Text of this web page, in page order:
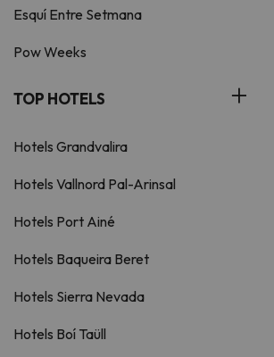
Esquí Entre Setmana
Pow Weeks
TOP HOTELS
Hotels Grandvalira
Hotels Vallnord Pal-Arinsal
Hotels Port Ainé
Hotels Baqueira Beret
Hotels Sierra Nevada
Hotels Boí Taüll